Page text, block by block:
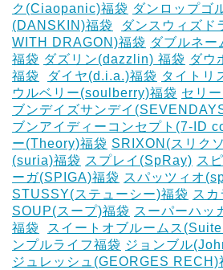
ク(Ciaopanic)福袋 ダンロップゴ
(DANSKIN)福袋
ダンスウィズド
WITH DRAGON)福袋 ダブルネ
福袋 ダズリン(dazzlin) 福袋 ダウ
福袋
ダイヤ(d.i.a.)福袋 タイトリ
ウルベリー(soulberry)福袋 セリ
ブンデイズサンデイ
ブンアイディーコンセプト(7-ID
ー(Theory)福袋 SRIXON(スリク
(suria)福袋 スプレイ(SpRay) ス
ーガ(SPIGA)福袋 スパッツィオ
STUSSY(ステューシー)福袋 ス
SOUP(スープ)福袋 スーパーハッ
福袋
スイートオブルームス
ンプルライフ福袋 ジョンブル
ジュレッシュ(GEORGES RECH)